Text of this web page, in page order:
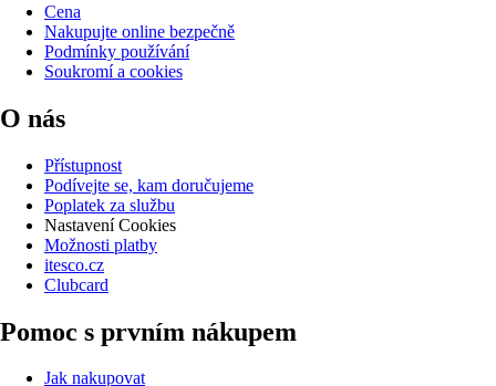
Cena
Nakupujte online bezpečně
Podmínky používání
Soukromí a cookies
O nás
Přístupnost
Podívejte se, kam doručujeme
Poplatek za službu
Nastavení Cookies
Možnosti platby
itesco.cz
Clubcard
Pomoc s prvním nákupem
Jak nakupovat